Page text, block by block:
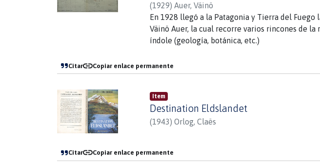
(1929) Auer, Väinö
En 1928 llegó a la Patagonia y Tierra del
Väinö Auer, la cual recorre varios rincones de
índole (geología, botánica, etc.)
Citar Copiar enlace permanente
Item
Destination Eldslandet
(1943) Orlog, Claës
Citar Copiar enlace permanente